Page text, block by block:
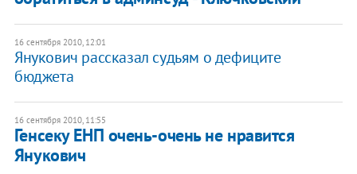
16 сентября 2010, 12:01
Янукович рассказал судьям о дефиците
бюджета
16 сентября 2010, 11:55
Генсеку ЕНП очень-очень не нравится
Янукович